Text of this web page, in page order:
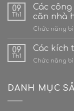
09
Th1
Các
căn nhà
Chức năng
09
Th1
Các kích
Chức năng
DANH MỤC